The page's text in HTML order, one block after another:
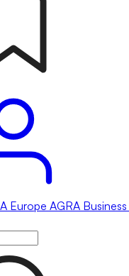
Europe AGRA Business